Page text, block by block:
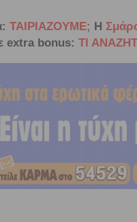
ΤΑΙΡΙΑΖΟΥΜΕ; Η
extra bonus: ΤΙ